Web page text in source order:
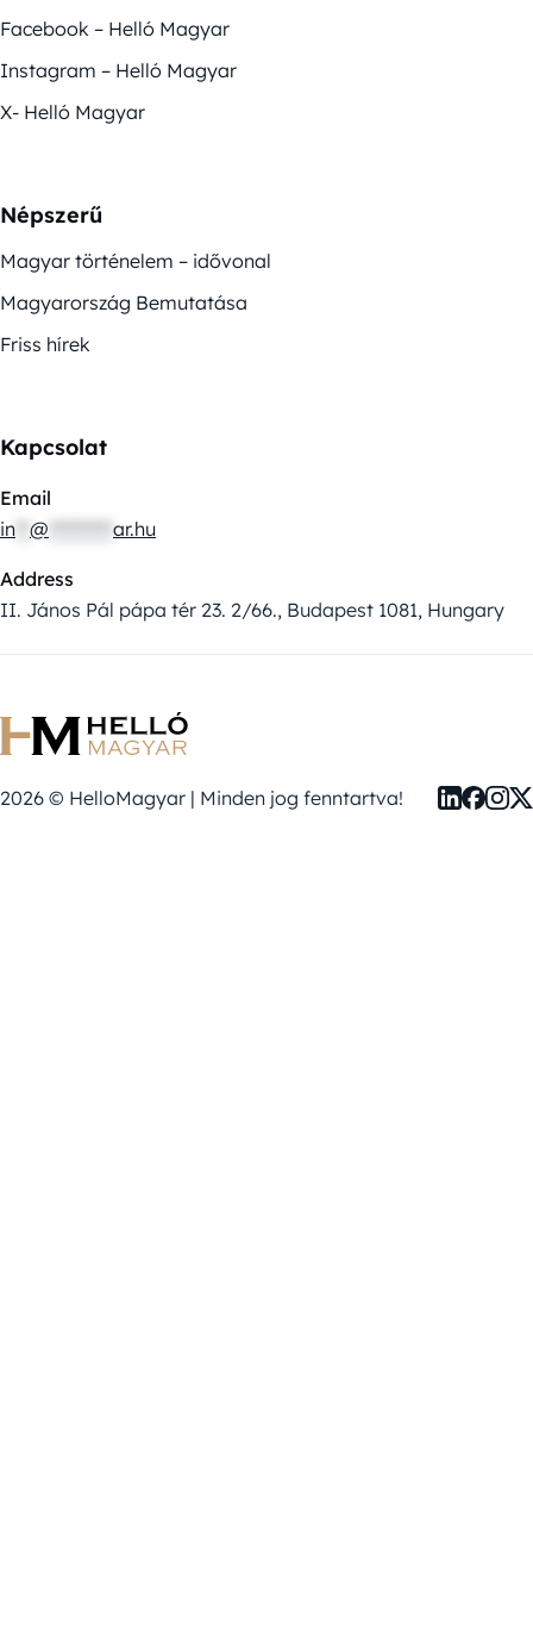
Facebook – Helló Magyar
Instagram – Helló Magyar
X- Helló Magyar
Népszerű
Magyar történelem – idővonal
Magyarország Bemutatása
Friss hírek
Kapcsolat
Email
in @ ar.hu
Address
II. János Pál pápa tér 23. 2/66., Budapest 1081, Hungary
2026 © HelloMagyar | Minden jog fenntartva!